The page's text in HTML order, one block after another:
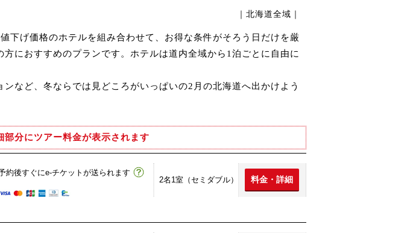
｜北海道全域｜
下げ価格のホテルを組み合わせて、お得な条件がそろう日だけを厳
方におすすめのプランです。ホテルは道内全域から1泊ごとに自由に
ンなど、冬ならでは見どころがいっぱいの2月の北海道へ出かけよう
部分にツアー料金が表示されます
約後すぐにe-チケットが送られます
2名1室（セミダブル）
料金・詳細